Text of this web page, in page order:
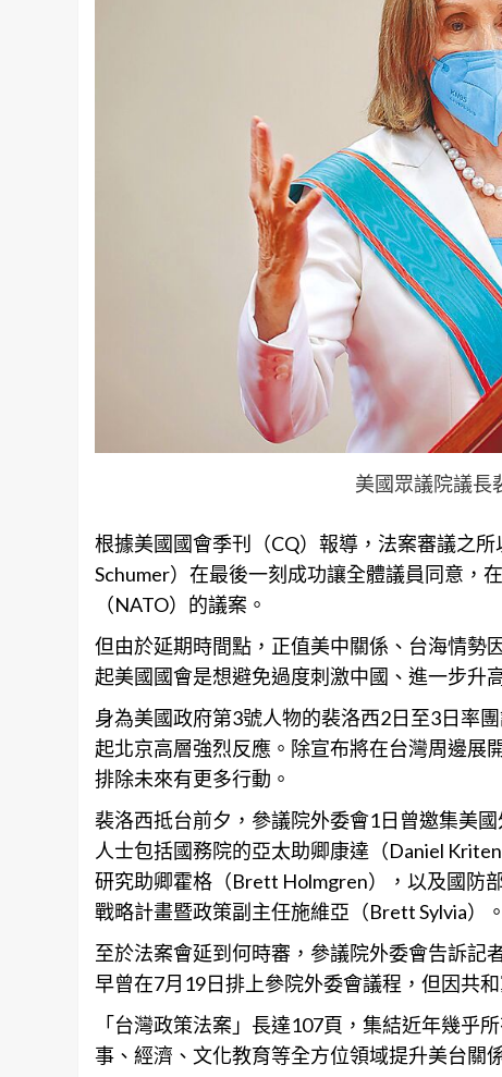
美國眾議院議長
根據美國國會季刊（CQ）報導，法案審議之
Schumer）在最後一刻成功讓全體議員同意，
（NATO）的議案。
但由於延期時間點，正值美中關係、台海情勢
起美國國會是想避免過度刺激中國、進一步升
身為美國政府第3號人物的裴洛西2日至3日率
起北京高層強烈反應。除宣布將在台灣周邊展
排除未來有更多行動。
裴洛西抵台前夕，參議院外委會1日曾邀集美
人士包括國務院的亞太助卿康達（Daniel
研究助卿霍格（Brett Holmgren），以及國防
戰略計畫暨政策副主任施維亞（Brett Sylvia）。
至於法案會延到何時審，參議院外委會告訴記
早曾在7月19日排上參院外委會議程，但因共
「台灣政策法案」長達107頁，集結近年幾乎
事、經濟、文化教育等全方位領域提升美台關